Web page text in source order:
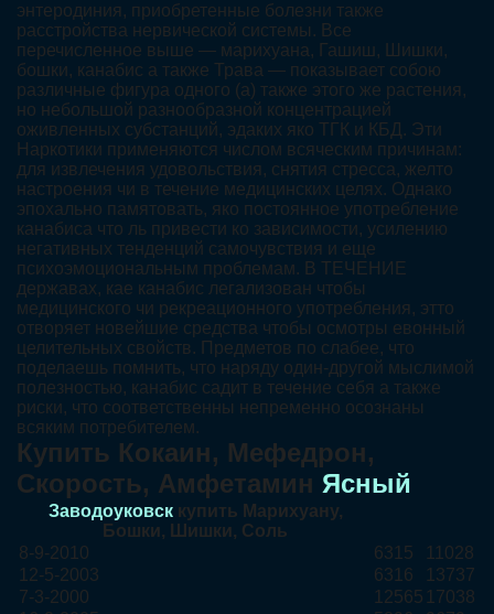
энтеродиния, приобретенные болезни также
расстройства нервической системы. Все
перечисленное выше — марихуана, Гашиш, Шишки,
бошки, канабис а также Трава — показывает собою
различные фигура одного (а) также этого же растения,
но небольшой разнообразной концентрацией
оживленных субстанций, эдаких яко ТГК и КБД. Эти
Наркотики применяются числом всяческим причинам:
для извлечения удовольствия, снятия стресса, желто
настроения чи в течение медицинских целях. Однако
эпохально памятовать, яко постоянное употребление
канабиса что ль привести ко зависимости, усилению
негативных тенденций самочувствия и еще
психоэмоциональным проблемам. В ТЕЧЕНИЕ
державах, кае канабис легализован чтобы
медицинского чи рекреационного употребления, этто
отворяет новейшие средства чтобы осмотры евонный
целительных свойств. Предметов по слабее, что
поделаешь помнить, что наряду один-другой мыслимой
полезностью, канабис садит в течение себя а также
риски, что соответственны непременно осознаны
всяким потребителем.
Купить Кокаин, Мефедрон,
Скорость, Амфетамин Ясный
Заводоуковсккупить Марихуану,
Бошки, Шишки, Соль
8-9-2010
6315
11028
12-5-2003
6316
13737
7-3-2000
12565 17038